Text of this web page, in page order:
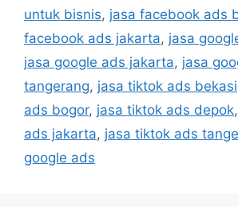
untuk bisnis, jasa facebook ads
facebook ads jakarta, jasa
jasa google ads jakarta, jasa
tangerang, jasa tiktok ads bekasi
ads bogor, jasa tiktok ads depok,
ads jakarta, jasa tiktok ads
google ads